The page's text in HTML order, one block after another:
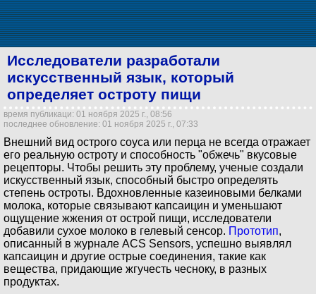
Исследователи разработали
искусственный язык, который
определяет остроту пищи
время публикаци: 01 ноября 2025 г., 08:56
последнее обновление: 01 ноября 2025 г., 07:33
Внешний вид острого соуса или перца не всегда отражает
его реальную остроту и способность "обжечь" вкусовые
рецепторы. Чтобы решить эту проблему, ученые создали
искусственный язык, способный быстро определять
степень остроты. Вдохновленные казеиновыми белками
молока, которые связывают капсаицин и уменьшают
ощущение жжения от острой пищи, исследователи
добавили сухое молоко в гелевый сенсор. Прототип,
описанный в журнале ACS Sensors, успешно выявлял
капсаицин и другие острые соединения, такие как
вещества, придающие жгучесть чесноку, в разных
продуктах.